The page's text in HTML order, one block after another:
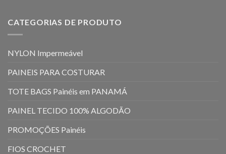
CATEGORIAS DE PRODUTO
NYLON Impermeável
PAINEIS PARA COSTURAR
TOTE BAGS Painéis em PANAMÁ
PAINEL TECIDO 100% ALGODÃO
PROMOÇÕES Painéis
FIOS CROCHET